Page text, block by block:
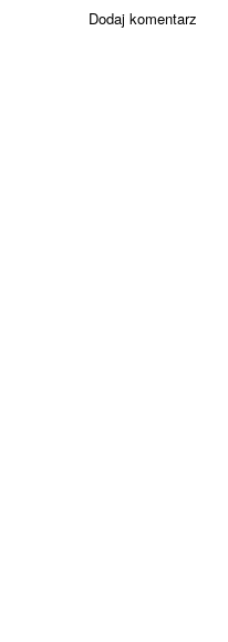
Dodaj komentarz